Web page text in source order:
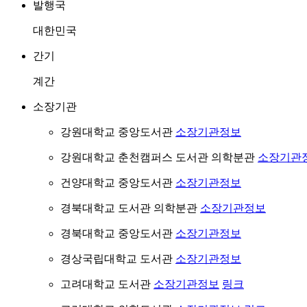
발행국
대한민국
간기
계간
소장기관
강원대학교 중앙도서관 소장기관정보
강원대학교 춘천캠퍼스 도서관 의학분관 소장기관
건양대학교 중앙도서관 소장기관정보
경북대학교 도서관 의학분관 소장기관정보
경북대학교 중앙도서관 소장기관정보
경상국립대학교 도서관 소장기관정보
고려대학교 도서관 소장기관정보 링크